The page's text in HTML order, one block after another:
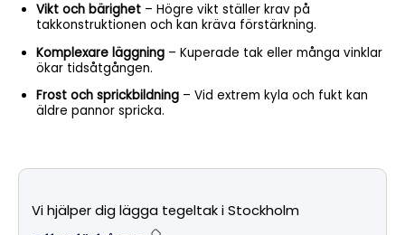
Vikt och bärighet – Högre vikt ställer krav på
takkonstruktionen och kan kräva förstärkning.
Komplexare läggning – Kuperade tak eller många vinklar
ökar tidsåtgången.
Frost och sprickbildning – Vid extrem kyla och fukt kan
äldre pannor spricka.
Vi hjälper dig lägga tegeltak i Stockholm